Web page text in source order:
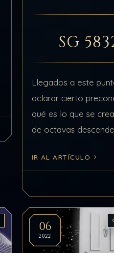
SG
Llegados a este
aclarar cierto
qué es lo que se
de octavas
Se puede considerar…
IR AL ARTÍCULO
06
2022